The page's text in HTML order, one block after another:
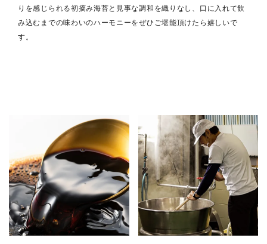
りを感じられる初摘み海苔と見事な調和を織りなし、口に入れて飲
み込むまでの味わいのハーモニーをぜひご堪能頂けたら嬉しいで
す。